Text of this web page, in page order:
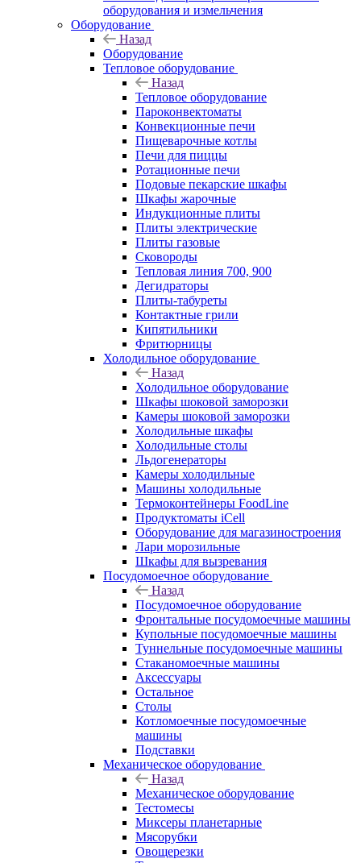
оборудования и измельчения
Оборудование
Назад
Оборудование
Тепловое оборудование
Назад
Тепловое оборудование
Пароконвектоматы
Конвекционные печи
Пищеварочные котлы
Печи для пиццы
Ротационные печи
Подовые пекарские шкафы
Шкафы жарочные
Индукционные плиты
Плиты электрические
Плиты газовые
Сковороды
Тепловая линия 700, 900
Дегидраторы
Плиты-табуреты
Контактные грили
Кипятильники
Фритюрницы
Холодильное оборудование
Назад
Холодильное оборудование
Шкафы шоковой заморозки
Камеры шоковой заморозки
Холодильные шкафы
Холодильные столы
Льдогенераторы
Камеры холодильные
Машины холодильные
Термоконтейнеры FoodLine
Продуктоматы iCell
Оборудование для магазиностроения
Лари морозильные
Шкафы для вызревания
Посудомоечное оборудование
Назад
Посудомоечное оборудование
Фронтальные посудомоечные машины
Купольные посудомоечные машины
Туннельные посудомоечные машины
Стаканомоечные машины
Аксессуары
Остальное
Столы
Котломоечные посудомоечные
машины
Подставки
Механическое оборудование
Назад
Механическое оборудование
Тестомесы
Миксеры планетарные
Мясорубки
Овощерезки